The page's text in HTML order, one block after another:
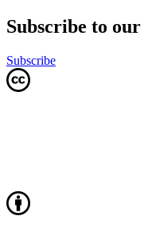
Subscribe to
Subscribe